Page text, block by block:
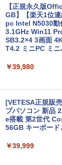
￥19,800
【★最大100%ポ
2026】【Office
リ:8GB/M.2
トパソコン/
￥19,999
中古ノートパソ
【正規永久版
GB】【楽天1位
pc Intel N5030動
3.1GHz Win11
SB3.2×4 3画面
T4.2 ミニPC ミ
￥39,980
[VETESA正規販
プパソコン 新品
e搭載 第2世代
56GB キーボード
￥39,999